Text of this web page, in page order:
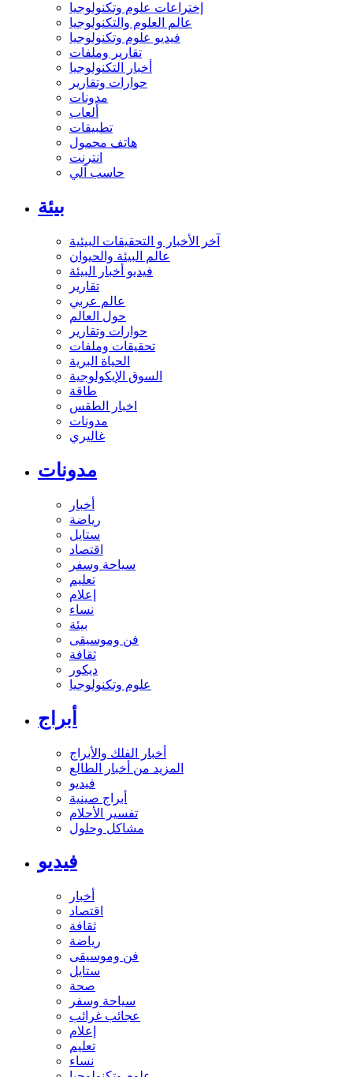
إختراعات علوم وتكنولوجيا
عالم العلوم والتكنولوجيا
فيديو علوم وتكنولوجيا
تقارير وملفات
أخبار التكنولوجيا
حوارات وتقارير
مدونات
ألعاب
تطبيقات
هاتف محمول
انترنت
حاسب آلي
بيئة
آخر الأخبار و التحقيقات البيئية
عالم البيئة والحيوان
فيديو أخبار البيئة
تقارير
عالم عربي
حول العالم
حوارات وتقارير
تحقيقات وملفات
الحياة البرية
السوق الإيكولوجية
طاقة
اخبار الطقس
مدونات
غاليري
مدونات
أخبار
رياضة
ستايل
اقتصاد
سياحة وسفر
تعليم
إعلام
نساء
بيئة
فن وموسيقى
ثقافة
ديكور
علوم وتكنولوجيا
أبراج
أخبار الفلك والأبراج
المزيد من أخبار الطالع
فيديو
أبراج صينية
تفسير الأحلام
مشاكل وحلول
فيديو
أخبار
اقتصاد
ثقافة
رياضة
فن وموسيقى
ستايل
صحة
سياحة وسفر
عجائب غرائب
إعلام
تعليم
نساء